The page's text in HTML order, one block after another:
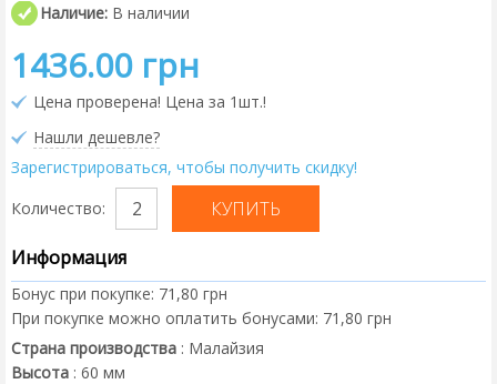
Наличие: В наличии
1436.00 грн
Цена проверена! Цена за 1шт.!
Нашли дешевле?
Зарегистрироваться, чтобы получить скидку!
Количество:
Информация
Бонус при покупке: 71,80 грн
При покупке можно оплатить бонусами: 71,80 грн
Страна производства : Малайзия
Высота : 60 мм